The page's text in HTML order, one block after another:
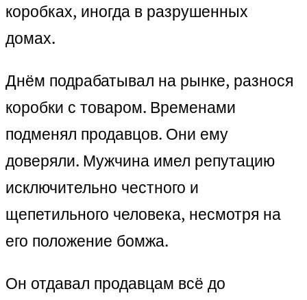
коробках, иногда в разрушенных
домах.
Днём подрабатывал на рынке, разнося
коробки с товаром. Временами
подменял продавцов. Они ему
доверяли. Мужчина имел репутацию
исключительно честного и
щепетильного человека, несмотря на
его положение бомжа.
Он отдавал продавцам всё до